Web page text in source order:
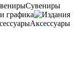
Сувениры
графика
Аксессуары